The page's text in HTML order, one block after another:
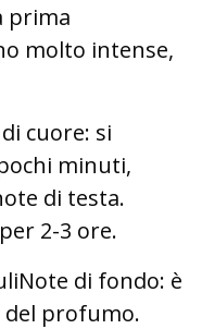
prima
molto intense,
cuore: si
minuti,
di testa.
2-3 ore.
di fondo: è
del profumo.